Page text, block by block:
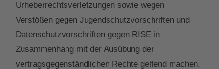
Urheberrechtsverletzungen sowie wegen
Verstößen gegen Jugendschutzvorschriften und
Datenschutzvorschriften gegen RISE in
Zusammenhang mit der Ausübung der
vertragsgegenständlichen Rechte geltend machen.